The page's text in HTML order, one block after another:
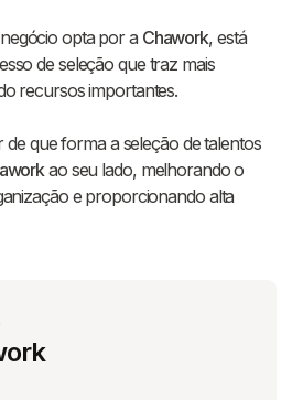
opta por a Chawork, está
de seleção que traz mais
recursos importantes.
de que forma a seleção de talentos
ao seu lado, melhorando o
e proporcionando alta